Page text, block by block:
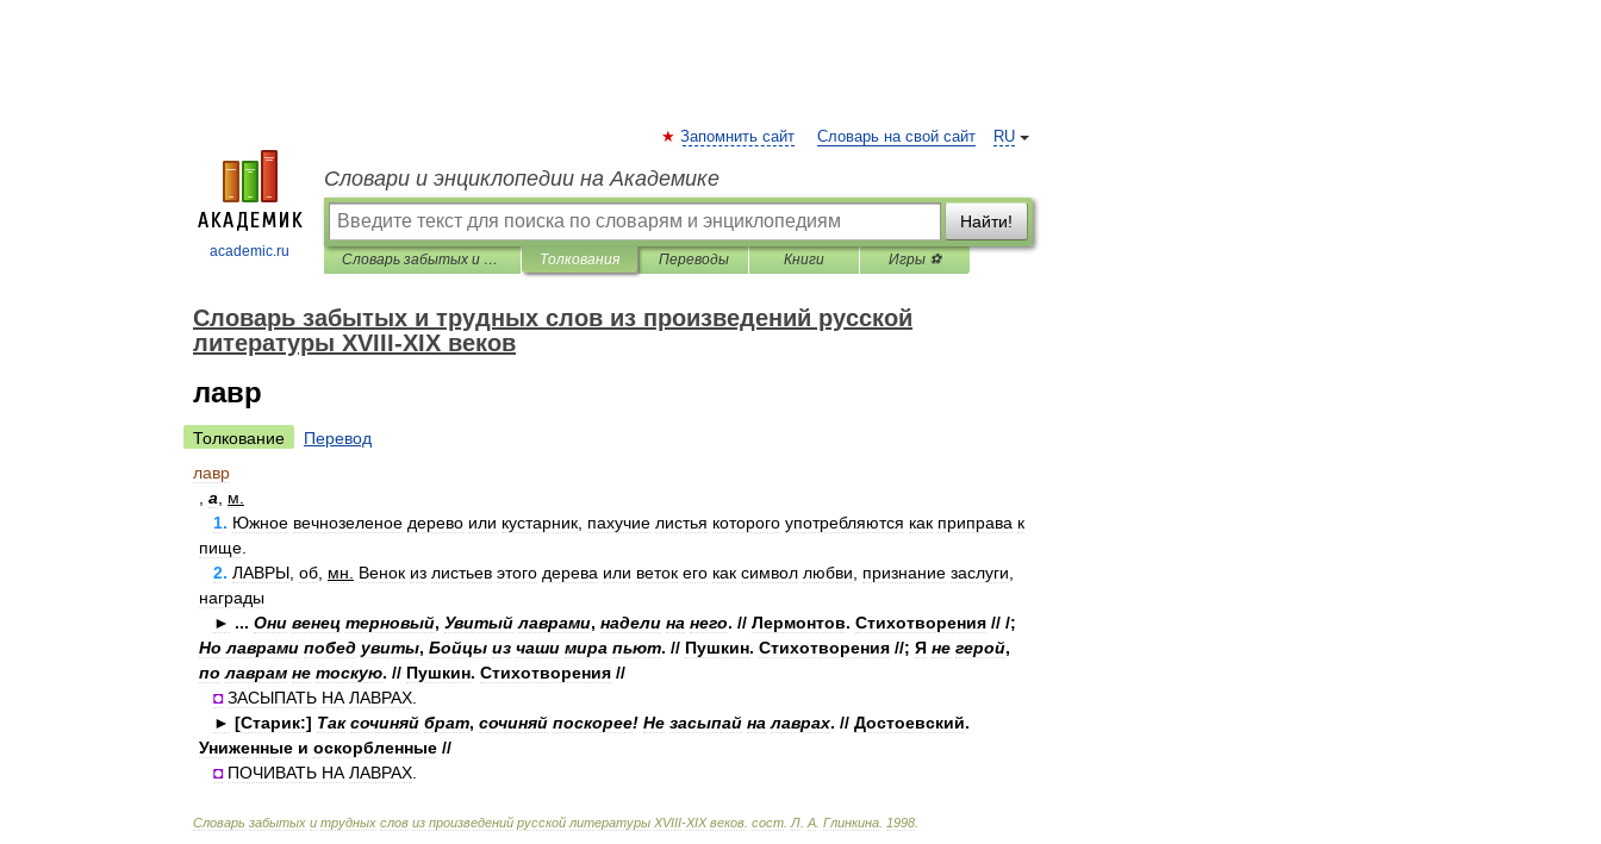
academic.ru
RU
Запомнить сайт Словарь на свой сайт
Словари и энциклопедии на Академике
Найти!
Словарь забытых и трудных слов из произведений русской литературы ХVIII-ХIХ веков Толкования Переводы Книги Игры ⚽
Словарь забытых и трудных слов из произведений русской
литературы ХVIII-ХIХ веков
лавр
Толкование
Перевод
лавр
а м
1. Южное вечнозеленое дерево или кустарник пахучие листья которого употребляются как приправа к
пище
2. ЛАВРЫ об мн Венок из листьев этого дерева или веток его как символ любви признание заслуги
награды
► ... Они венец терновый, Увитый лаврами, надели на него. // Лермонтов. Стихотворения // /;
Но лаврами побед увиты, Бойцы из чаши мира пьют. // Пушкин. Стихотворения //; Я не герой,
по лаврам не тоскую. // Пушкин. Стихотворения //
◘ ЗАСЫПАТЬ НА ЛАВРАХ
► [Старик:] Так сочиняй брат, сочиняй поскорее! Не засыпай на лаврах. // Достоевский.
Униженные и оскорбленные //
◘ ПОЧИВАТЬ НА ЛАВРАХ
Словарь забытых и трудных слов из произведений русской литературы ХVIII-ХIХ веков сост Л А Глинкина 1998